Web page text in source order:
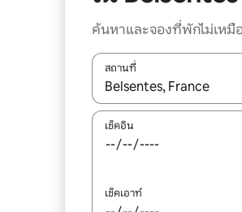
ค้นหาและจองที่พักไม่เหมื
สถานที่
ใช้ลูกศรขึ้นลง หรือใช้การ
เช็คอิน
เช็คเอาท์